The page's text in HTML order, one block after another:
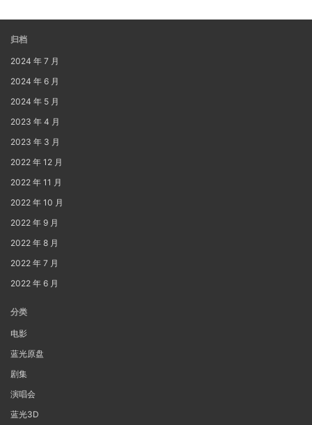
归档
2024 年 7 月
2024 年 6 月
2024 年 5 月
2023 年 4 月
2023 年 3 月
2022 年 12 月
2022 年 11 月
2022 年 10 月
2022 年 9 月
2022 年 8 月
2022 年 7 月
2022 年 6 月
分类
电影
蓝光原盘
剧集
演唱会
蓝光3D